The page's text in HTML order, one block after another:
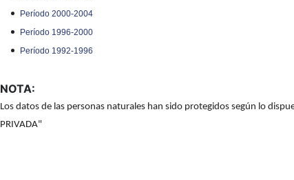
Período 2000-2004
Período 1996-2000
Período 1992-1996
NOTA:
Los datos de las personas naturales han sido protegidos según lo
PRIVADA"